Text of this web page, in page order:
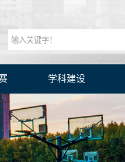
学科建设